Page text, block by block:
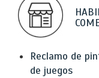
Reclamo de
de juegos